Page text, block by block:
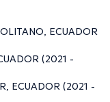
ECUADOR
(2021 -
ECUADOR (2021 -